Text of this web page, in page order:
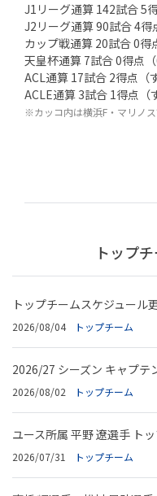
J1リーグ通算 142試合 5
J2リーグ通算 90試合 4得
カップ戦通算 20試合 0得
天皇杯通算 7試合 0得点（
ACL通算 17試合 2得点（
ACLE通算 3試合 1得点（
※カッコ内は横浜F・マリノ
トップ
トップチームスケジュール
2026/08/04 トップチーム
2026/27 シーズン キャプテ
2026/08/02 トップチーム
ユース所属 平野 遼選手 ト
2026/07/31 トップチーム